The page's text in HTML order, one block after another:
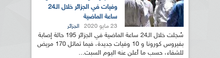
وفيات في الجزائر خلال الـ24
ساعة الماضية
23 مايو 2020 الجزائر
سُجلت خلال الـ24 ساعة الماضية في الجزائر 195 حالة إصابة
بفيروس كورونا و 10 وفيات جديدة، فيما تماثل 170 مريض
للشفاء، حسب ما أعلن عنه اليوم السبت...